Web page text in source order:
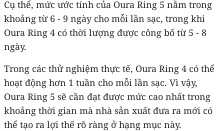
Cụ thể, mức ước tính của Oura Ring 5 nằm trong
khoảng từ 6 - 9 ngày cho mỗi lần sạc, trong khi
Oura Ring 4 có thời lượng được công bố từ 5 - 8
ngày.
Trong các thử nghiệm thực tế, Oura Ring 4 có thể
hoạt động hơn 1 tuần cho mỗi lần sạc. Vì vậy,
Oura Ring 5 sẽ cần đạt được mức cao nhất trong
khoảng thời gian mà nhà sản xuất đưa ra mới có
thể tạo ra lợi thế rõ ràng ở hạng mục này.